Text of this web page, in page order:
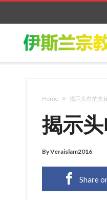
Home 揭示头巾的奥
揭示
ByVeraislam2016
Share